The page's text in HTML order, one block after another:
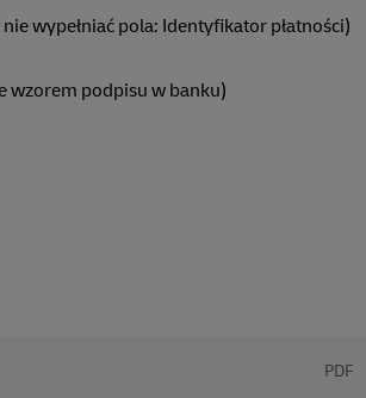
wypełniać pola: Identyfikator płatności)
wzorem podpisu w banku)
PDF